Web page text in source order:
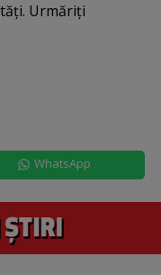
Urmăriți
WhatsApp